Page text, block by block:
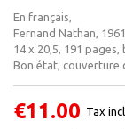
En français,
Fernand Nathan,
14 x 20,5, 191 pages,
Bon état, couverture
€11.00 Tax